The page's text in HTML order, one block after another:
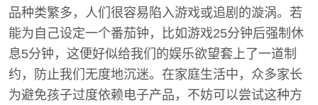
品种类繁多，人们很容易陷入游戏或追剧的漩涡。若
能为自己设定一个番茄钟，比如游戏25分钟后强制休
息5分钟，这便好似给我们的娱乐欲望套上了一道制
约，防止我们无度地沉迷。在家庭生活中，众多家长
为避免孩子过度依赖电子产品，不妨可以尝试这种方